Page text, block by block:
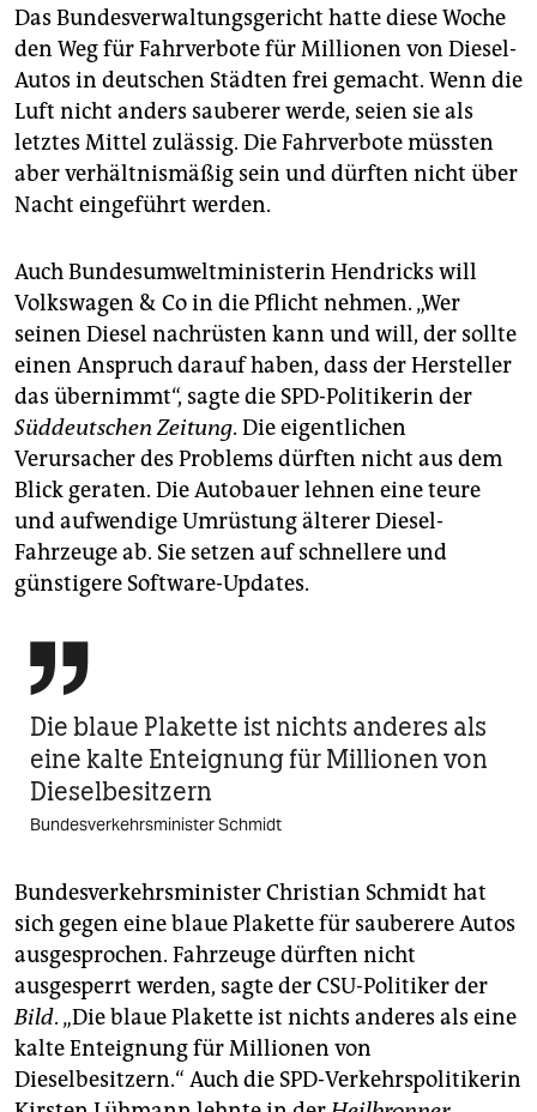
Das Bundesverwaltungsgericht hatte diese Woche
den Weg für Fahrverbote für Millionen von Diesel-
Autos in deutschen Städten frei gemacht. Wenn die
Luft nicht anders sauberer werde, seien sie als
letztes Mittel zulässig. Die Fahrverbote müssten
aber verhältnismäßig sein und dürften nicht über
Nacht eingeführt werden.
Auch Bundesumweltministerin Hendricks will
Volkswagen & Co in die Pflicht nehmen. „Wer
seinen Diesel nachrüsten kann und will, der sollte
einen Anspruch darauf haben, dass der Hersteller
das übernimmt“, sagte die SPD-Politikerin der
Süddeutschen Zeitung. Die eigentlichen
Verursacher des Problems dürften nicht aus dem
Blick geraten. Die Autobauer lehnen eine teure
und aufwendige Umrüstung älterer Diesel-
Fahrzeuge ab. Sie setzen auf schnellere und
günstigere Software-Updates.

Die blaue Plakette ist nichts anderes als
eine kalte Enteignung für Millionen von
Dieselbesitzern
Bundesverkehrsminister Schmidt
Bundesverkehrsminister Christian Schmidt hat
sich gegen eine blaue Plakette für sauberere Autos
ausgesprochen. Fahrzeuge dürften nicht
ausgesperrt werden, sagte der CSU-Politiker der
Bild. „Die blaue Plakette ist nichts anderes als eine
kalte Enteignung für Millionen von
Dieselbesitzern.“ Auch die SPD-Verkehrspolitikerin